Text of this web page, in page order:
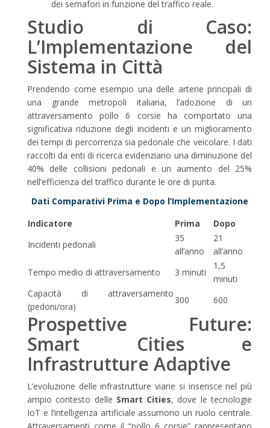
dei semafori in funzione del traffico reale.
Studio di Caso:
L’Implementazione del
Sistema in Città
Prendendo come esempio una delle arterie principali di
una grande metropoli italiana, l’adozione di un
attraversamento pollo 6 corsie ha comportato una
significativa riduzione degli incidenti e un miglioramento
dei tempi di percorrenza sia pedonale che veicolare. I dati
raccolti da enti di ricerca evidenziano una diminuzione del
40% delle collisioni pedonali e un aumento del 25%
nell’efficienza del traffico durante le ore di punta.
Dati Comparativi Prima e Dopo l’Implementazione
Indicatore
Prima
Dopo
Incidenti pedonali
35
all’anno
21
all’anno
Tempo medio di attraversamento
3 minuti
1,5
minuti
Capacità di attraversamento
(pedoni/ora)
300 600
Prospettive Future:
Smart Cities e
Infrastrutture Adaptive
L’evoluzione delle infrastrutture viarie si inserisce nel più
ampio contesto delle Smart Cities, dove le tecnologie
IoT e l’intelligenza artificiale assumono un ruolo centrale.